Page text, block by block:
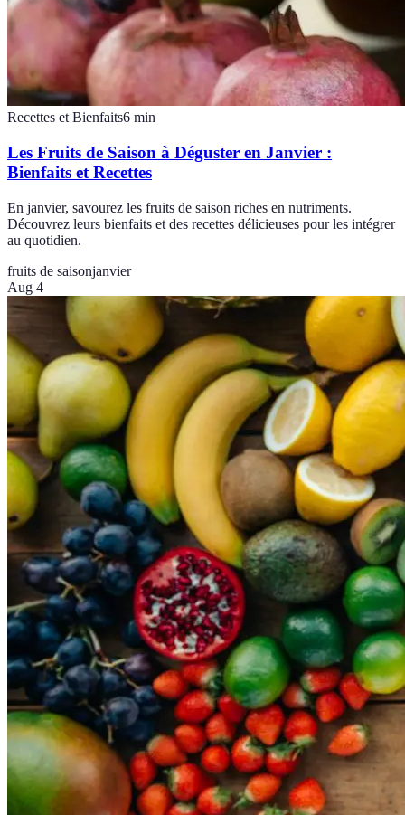
Recettes et Bienfaits6 min
Les Fruits de Saison à Déguster en Janvier :
Bienfaits et Recettes
En janvier, savourez les fruits de saison riches en nutriments.
Découvrez leurs bienfaits et des recettes délicieuses pour les intégrer
au quotidien.
fruits de saisonjanvier
Aug 4